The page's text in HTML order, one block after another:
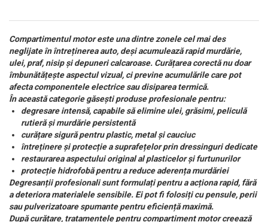
Compartimentul motor este una dintre zonele cel mai des
neglijate în întreținerea auto, deși acumulează rapid murdărie,
ulei, praf, nisip și depuneri calcaroase. Curățarea corectă nu doar
îmbunătățește aspectul vizual, ci previne acumulările care pot
afecta componentele electrice sau disiparea termică.
În această categorie găsești produse profesionale pentru:
degresare intensă, capabile să elimine ulei, grăsimi, peliculă
rutieră și murdărie persistentă
curățare sigură pentru plastic, metal și cauciuc
întreținere și protecție a suprafețelor prin dressinguri dedicate
restaurarea aspectului original al plasticelor și furtunurilor
protecție hidrofobă pentru a reduce aderența murdăriei
Degresanții profesionali sunt formulați pentru a acționa rapid, fără
a deteriora materialele sensibile. Ei pot fi folosiți cu pensule, perii
sau pulverizatoare spumante pentru eficiență maximă.
După curățare, tratamentele pentru compartiment motor creează